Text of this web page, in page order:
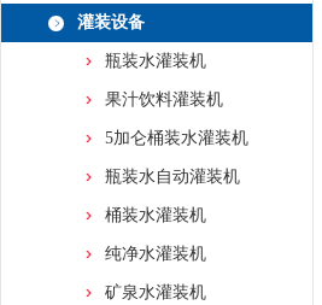
灌装设备
瓶装水灌装机
果汁饮料灌装机
5加仑桶装水灌装机
瓶装水自动灌装机
桶装水灌装机
纯净水灌装机
矿泉水灌装机